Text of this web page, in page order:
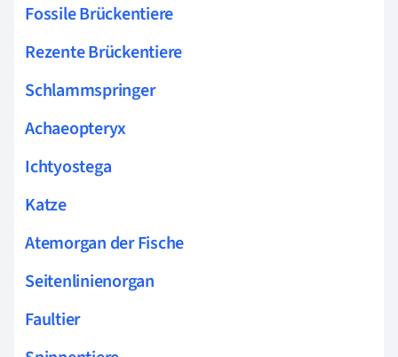
Fossile Brückentiere
Rezente Brückentiere
Schlammspringer
Achaeopteryx
Ichtyostega
Katze
Atemorgan der Fische
Seitenlinienorgan
Faultier